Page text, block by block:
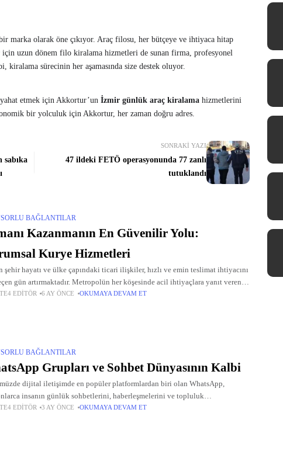
marka olarak öne çıkıyor. Araç filosu, her bütçeye ve ihtiyaca hitap
uzun dönem filo kiralama hizmetleri de sunan firma, profesyonel
kiralama sürecinin her aşamasında size destek oluyor.
etmek için Akkortur’un İzmir günlük araç kiralama hizmetlerini
bir yolculuk için Akkortur, her zaman doğru adres.
sabıka
SONRAKI YAZI
47 ildeki FETÖ operasyonunda 77 zanlı
tutuklandı
BAĞLANTILAR
Kazanmanın En Güvenilir Yolu:
Kurye Hizmetleri
şehir hayatı ve ülke çapındaki ticari ilişkiler, hızlı ve emin teslimat ihtiyacını
gün artırmaktadır. Metropolün her köşesinde acil ihtiyaçlara yanıt veren
kurye hizmetleri ile Türkiye'nin dört
EDITÖR 6 AY ÖNCE OKUMAYA DEVAM ET
BAĞLANTILAR
Grupları ve Sohbet Dünyasının Kalbi
dijital iletişimde en popüler platformlardan biri olan WhatsApp,
insanın günlük sohbetlerini, haberleşmelerini ve topluluk
kolaylaştırıyor. Özellikle whatsapp grupları, whatsapp sohbet
EDITÖR 3 AY ÖNCE OKUMAYA DEVAM ET